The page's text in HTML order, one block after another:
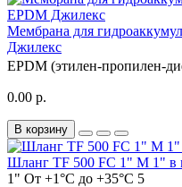
Мембрана для
Джилекс
EPDM (этилен-пропилен-
0.00 р.
В корзину
Шланг TF 500 FC 1" M 1" в
1" От +1°С до +35°С 5